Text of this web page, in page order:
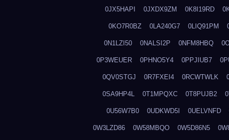
0JX5HAPI 0JXDX9ZM 0K8I19RD
0KO7R0BZ 0LA240G7 0LIQ91PM
0N1LZI50 0NALSI2P 0NFM8HBQ
0P3WEUER 0PHNO5Y4 0PPJIUB7
0QV0STGJ 0R7FXEI4 0RCWTWLK
0SA9HP4L 0T1MPQXC 0T8PUJB2
0U56W7B0 0UDKWD5I 0UELVNFD
0W3LZD86 0W58MBQO 0W5D86N5